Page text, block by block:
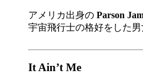
アメリカ出身の Parson
宇宙飛行士の格好をした
It Ain’t Me